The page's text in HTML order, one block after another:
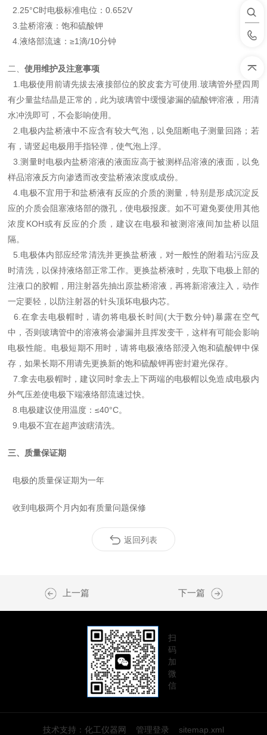
2.25°C时电极标准电位：0.652V
3.盐桥溶液：饱和硫酸钾
4.液络部流速：≥1滴/10分钟
二、使用维护及注意事项
1.电极使用前请先拔去液接部位的胶皮套方可使用.玻璃管外壁四周
有少量盐结晶是正常的，此为玻璃管中缓慢渗漏的硫酸钾溶液，用清
水冲洗即可，不会影响使用。
2.电极内盐桥液中不应含有较大气泡，以免阻断电子测量回路；若
有，请竖起电极用手指轻弹，使气泡上浮。
3.测量时电极内盐桥溶液的液面应高于被测样品溶液的液面，以免
样品溶液反方向渗透而改变盐桥液浓度或成份。
4.电极不宜用于和盐桥液有反应的介质的测量，特别是形成沉淀反
应的介质会阻塞液络部的微孔，使电极报废。如不可避免要使用其他
浓度KOH或有反应的介质，建议在电极和被测溶液间加盐桥以阻
隔。
5.电极体内部应经常清洗并更换盐桥液，对一般性的附着玷污应及
时清洗，以保持液络部正常工作。更换盐桥液时，先取下电极上部的
注液口的胶帽，用注射器先抽出原盐桥溶液，再将新溶液注入，动作
一定要轻，以防注射器的针头顶坏电极内芯。
6.在拿去电极帽时，请勿将电极长时间(大于数分钟)暴露在空气
中，否则玻璃管中的溶液将会渗漏并且挥发变干，这样有可能会影响
电极性能。电极短期不用时，请将电极液络部浸入饱和硫酸钾中保
存，如果长期不用请先更换新的饱和硫酸钾再密封避光保存。
7.拿去电极帽时，建议同时拿去上下两端的电极帽以免造成电极内
外气压差使电极下端液络部流速过快。
8.电极建议使用温度：≤40°C。
9.电极不宜在超声波瞎清洗。
三、质量保证期
电极的质量保证期为一年
收到电极两个月内如有质量问题保修
返回列表
上一篇 下一篇
扫
码
加
微
信
技术支持： 化工仪器网 管理登录 sitemap.xml